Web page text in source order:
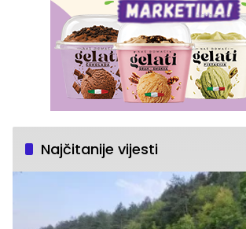
Najčitanije vijesti